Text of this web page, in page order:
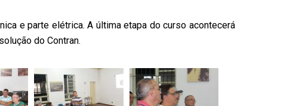
e parte elétrica. A última etapa do curso acontecerá
do Contran.